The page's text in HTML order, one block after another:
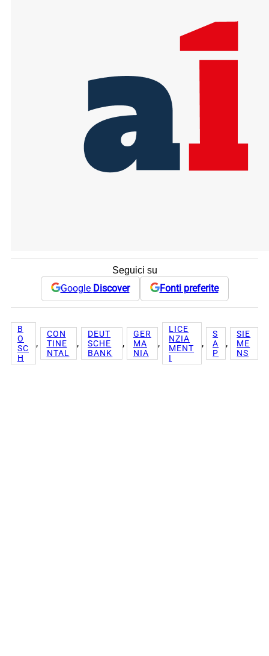
Seguici su
Google Discover Fonti preferite
B
O
SC
H
,
CON
TINE
NTAL
,
DEUT
SCHE
BANK
,
GER
MA
NIA
,
LICE
NZIA
MENT
I
,
S
A
P
,
SIE
ME
NS